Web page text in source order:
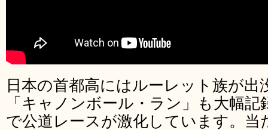
日本の首都高にはルーレット族が
「キャノンボール・ラン」も大幅
で公道レースが激化しています。